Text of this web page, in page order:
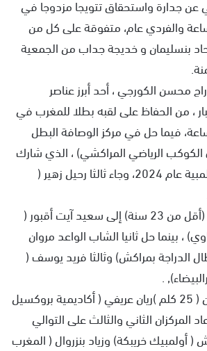
عن جدارة واستحقاق تتويجا مزدوجا في
والفردي عام، متفوقة على كل من
بنسليمان و خديجة جداب من الجمعية
محسن الكورجي ، أحد أبرز عناصر
، من الحفاظ على لقبه بطلا للمغرب في
فيما حل في مركز الوصافة البطل
الرياضي المراكشي) ، الذي شارك
في دورة باريس الأولمبية عام 2024، وجاء ثالثا رحيل زهير (
وعاد لقب فئة الأمل (أقل من 23 سنة) إلى سعيد آيت أقبور (
، بينما حل ثانيا الشاب الواعد مروان
الدراجة بمراكش) وثالثا فريد يوسف (
.
وفاز بلقب فئة الشبان ( 25 كلم )ريان عريفي ( أكاديمية بروكسيل
المركزان الثاني والثالث على التوالي
أولمبيك خريبكة) وزياد بنزروال ( المغرب